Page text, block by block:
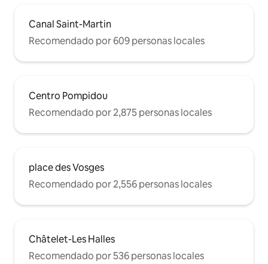
Canal Saint-Martin
Recomendado por 609 personas locales
Centro Pompidou
Recomendado por 2,875 personas locales
place des Vosges
Recomendado por 2,556 personas locales
Châtelet-Les Halles
Recomendado por 536 personas locales